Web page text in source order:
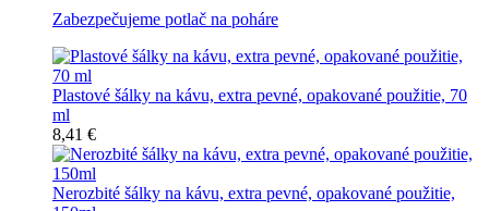
Zabezpečujeme potlač na poháre
Plastové šálky na kávu, extra pevné, opakované použitie, 70
ml
8,41 €
Nerozbité šálky na kávu, extra pevné, opakované použitie,